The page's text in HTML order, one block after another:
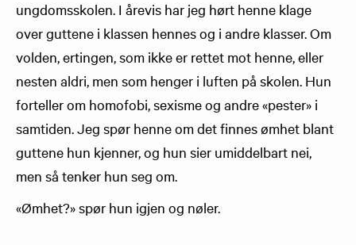
ungdomsskolen. I årevis har jeg hørt henne klage
over guttene i klassen hennes og i andre klasser. Om
volden, ertingen, som ikke er rettet mot henne, eller
nesten aldri, men som henger i luften på skolen. Hun
forteller om homofobi, sexisme og andre «pester» i
samtiden. Jeg spør henne om det finnes ømhet blant
guttene hun kjenner, og hun sier umiddelbart nei,
men så tenker hun seg om.
«Ømhet?» spør hun igjen og nøler.